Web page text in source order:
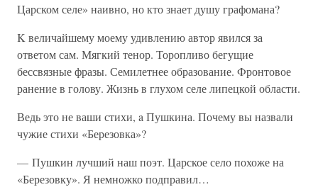
Царском селе» наивно, но кто знает душу графомана?
K величайшему моему удивлению автор явился за
ответом сам. Мягкий тенор. Торопливо бегущие
бессвязные фразы. Семилетнее образование. Фронтовое
ранение в голову. Жизнь в глухом селе липецкой области.
Ведь это не ваши стихи, a Пушкина. Почему вы назвали
чужие стихи «Березовка»?
— Пушкин лучший наш поэт. Царское село похоже на
«Березовку». Я немножко подправил…